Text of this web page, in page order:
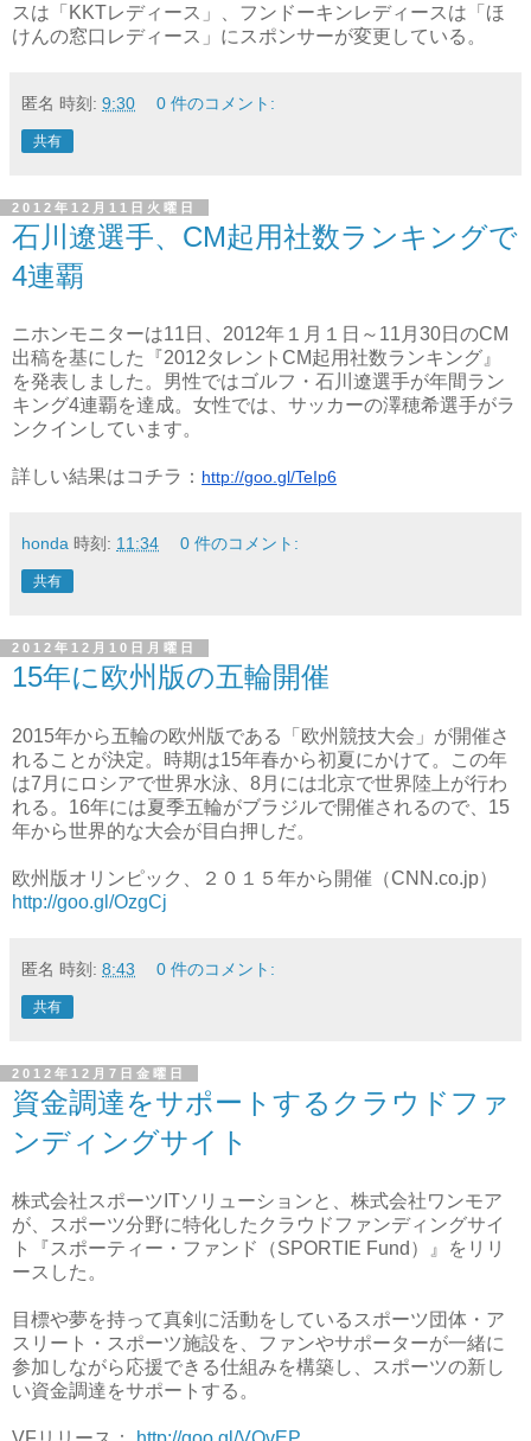
スは「KKTレディース」、フンドーキンレディースは「ほ
けんの窓口レディース」にスポンサーが変更している。
匿名 時刻: 9:30 0 件のコメント:
共有
2012年12月11日火曜日
石川遼選手、CM起用社数ランキングで
4連覇
ニホンモニターは11日、2012年１月１日～11月30日のCM
出稿を基にした『2012タレントCM起用社数ランキング』
を発表しました。男性ではゴルフ・石川遼選手が年間ラン
キング4連覇を達成。女性では、サッカーの澤穂希選手がラ
ンクインしています。
詳しい結果はコチラ： http://goo.gl/TeIp6
honda 時刻: 11:34 0 件のコメント:
共有
2012年12月10日月曜日
15年に欧州版の五輪開催
2015年から五輪の欧州版である「欧州競技大会」が開催さ
れることが決定。時期は15年春から初夏にかけて。この年
は7月にロシアで世界水泳、8月には北京で世界陸上が行わ
れる。16年には夏季五輪がブラジルで開催されるので、15
年から世界的な大会が目白押しだ。
欧州版オリンピック、２０１５年から開催（CNN.co.jp）
http://goo.gl/OzgCj
匿名 時刻: 8:43 0 件のコメント:
共有
2012年12月7日金曜日
資金調達をサポートするクラウドファ
ンディングサイト
株式会社スポーツITソリューションと、株式会社ワンモア
が、スポーツ分野に特化したクラウドファンディングサイ
ト『スポーティー・ファンド（SPORTIE Fund）』をリリ
ースした。
目標や夢を持って真剣に活動をしているスポーツ団体・ア
スリート・スポーツ施設を、ファンやサポーターが一緒に
参加しながら応援できる仕組みを構築し、スポーツの新し
い資金調達をサポートする。